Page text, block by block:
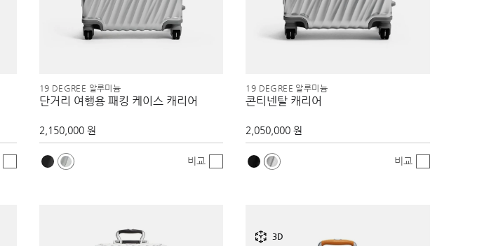
19 DEGREE 알루미늄
단거리 여행용 패킹 케이스 캐리어
2,150,000 원
비교
19 DEGREE 알루미늄
콘티넨탈 캐리어
2,050,000 원
비교
3D